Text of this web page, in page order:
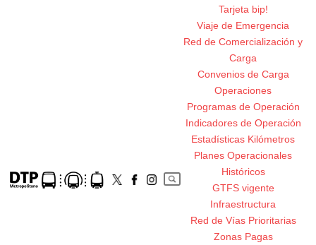
Tarjeta bip!
Viaje de Emergencia
Red de Comercialización y
Carga
Convenios de Carga
Operaciones
Programas de Operación
Indicadores de Operación
Estadísticas Kilómetros
Planes Operacionales
Históricos
GTFS vigente
Infraestructura
Red de Vías Prioritarias
Zonas Pagas